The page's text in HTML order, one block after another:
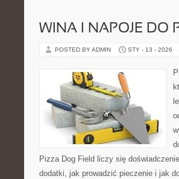
WINA I NAPOJE DO
POSTED BY ADMIN STY - 13 - 2026
Pizza Dog Field liczy się
dodatki, jak prowadzić pieczenie i jak